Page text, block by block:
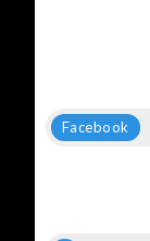
Facebook